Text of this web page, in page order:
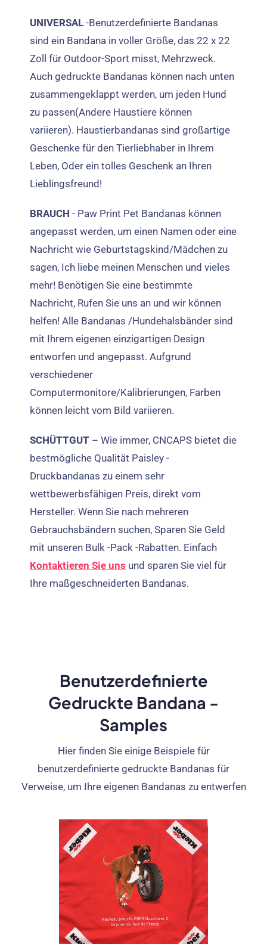
UNIVERSAL -Benutzerdefinierte Bandanas
sind ein Bandana in voller Größe, das 22 x 22
Zoll für Outdoor-Sport misst, Mehrzweck.
Auch gedruckte Bandanas können nach unten
zusammengeklappt werden, um jeden Hund
zu passen(Andere Haustiere können
variieren). Haustierbandanas sind großartige
Geschenke für den Tierliebhaber in Ihrem
Leben, Oder ein tolles Geschenk an Ihren
Lieblingsfreund!
BRAUCH - Paw Print Pet Bandanas können
angepasst werden, um einen Namen oder eine
Nachricht wie Geburtstagskind/Mädchen zu
sagen, Ich liebe meinen Menschen und vieles
mehr! Benötigen Sie eine bestimmte
Nachricht, Rufen Sie uns an und wir können
helfen! Alle Bandanas /Hundehalsbänder sind
mit Ihrem eigenen einzigartigen Design
entworfen und angepasst. Aufgrund
verschiedener
Computermonitore/Kalibrierungen, Farben
können leicht vom Bild variieren.
SCHÜTTGUT – Wie immer, CNCAPS bietet die
bestmögliche Qualität Paisley -
Druckbandanas zu einem sehr
wettbewerbsfähigen Preis, direkt vom
Hersteller. Wenn Sie nach mehreren
Gebrauchsbändern suchen, Sparen Sie Geld
mit unseren Bulk -Pack -Rabatten. Einfach
Kontaktieren Sie uns und sparen Sie viel für
Ihre maßgeschneiderten Bandanas.
Benutzerdefinierte
Gedruckte Bandana -
Samples
Hier finden Sie einige Beispiele für
benutzerdefinierte gedruckte Bandanas für
Verweise, um Ihre eigenen Bandanas zu entwerfen